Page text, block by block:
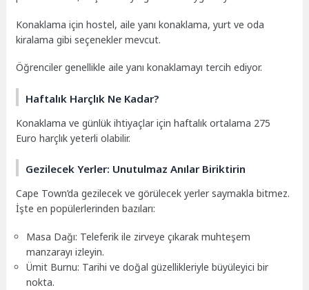
Konaklama için hostel, aile yanı konaklama, yurt ve oda
kiralama gibi seçenekler mevcut.
Öğrenciler genellikle aile yanı konaklamayı tercih ediyor.
Haftalık Harçlık Ne Kadar?
Konaklama ve günlük ihtiyaçlar için haftalık ortalama 275
Euro harçlık yeterli olabilir.
Gezilecek Yerler: Unutulmaz Anılar Biriktirin
Cape Town’da gezilecek ve görülecek yerler saymakla bitmez.
İşte en popülerlerinden bazıları:
Masa Dağı: Teleferik ile zirveye çıkarak muhteşem
manzarayı izleyin.
Ümit Burnu: Tarihi ve doğal güzellikleriyle büyüleyici bir
nokta.